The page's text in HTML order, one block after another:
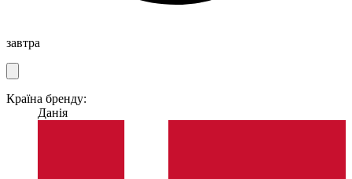
завтра
Країна бренду:
Данія